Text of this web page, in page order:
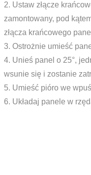
2. Ustaw złącze
zamontowany, pod
złącza krańcowego
3. Ostrożnie umieść
4. Unieś panel o 25°,
wsunie się i zostanie
5. Umieść pióro we
6. Układaj panele w